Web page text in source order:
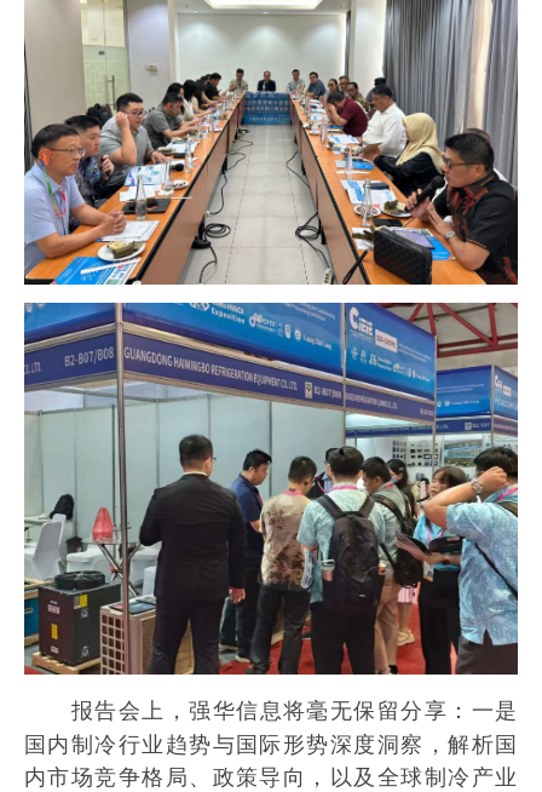
报告会上，强华信息将毫无保留分享 ：一是
国内制冷行业趋势与国际形势深度洞察，解析国
内市场竞争格局、政策导向，以及全球制冷产业